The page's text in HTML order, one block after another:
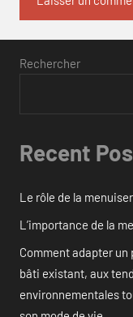
Rechercher
Recent
Le rôle de la
L’importance de la
Comment adapter
bâti existant, aux
environnementales